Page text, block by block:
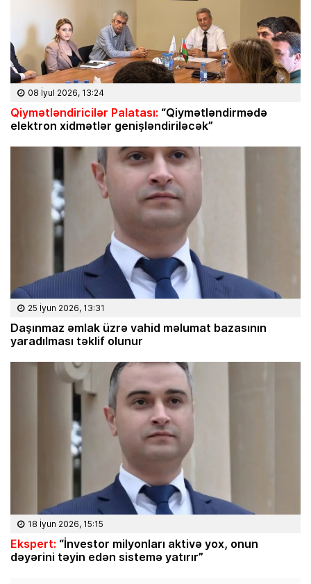
08 İyul 2026, 13:24
Qiymətləndiricilər Palatası: “Qiymətləndirmədə
elektron xidmətlər genişləndiriləcək”
25 İyun 2026, 13:31
Daşınmaz əmlak üzrə vahid məlumat bazasının
yaradılması təklif olunur
18 İyun 2026, 15:15
Ekspert: “İnvestor milyonları aktivə yox, onun
dəyərini təyin edən sistemə yatırır”